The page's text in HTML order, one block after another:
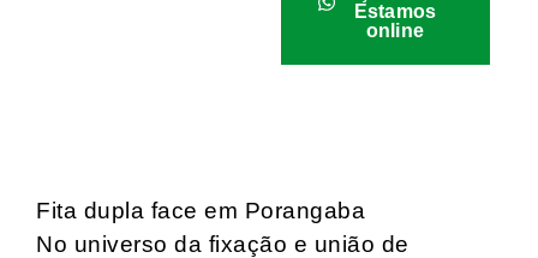
Estamos
online
Fita dupla face em Porangaba
No universo da fixação e união de